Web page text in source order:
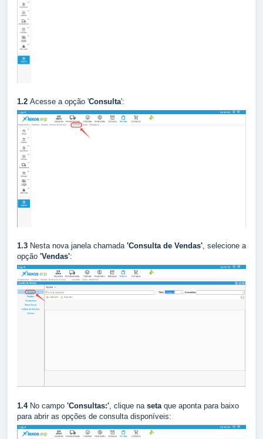
1.2 Acesse a opção 'Consulta':
1.3 Nesta nova janela chamada 'Consulta de Vendas' , selecione a
opção 'Vendas':
1.4 No campo 'Consultas:' , clique na seta que aponta para baixo
para abrir as opções de consulta disponíveis: